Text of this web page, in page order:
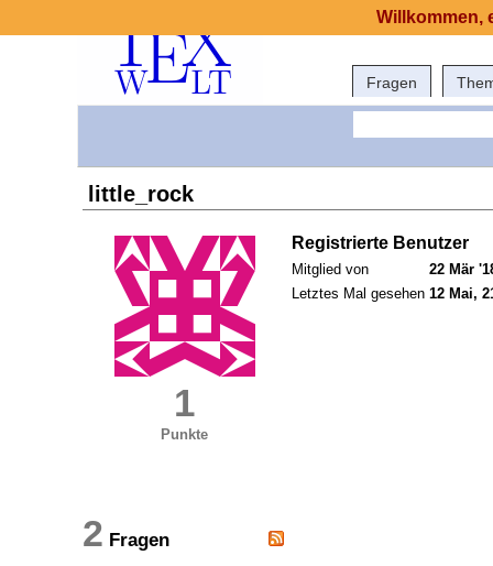
Fragen
little_rock
1
Punkte
Registrierte Benutzer
Mitglied von
22 Mär
Letztes Mal gesehen 12 Mai,
2 Fragen
Willkommen,